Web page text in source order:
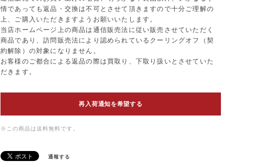
情であっても返品・交換は不可とさせて頂きますので十分ご理解の
上、ご購入いただきますようお願いいたします。
当店ホームページ上の商品は通信販売法に従い販売させていただく
商品であり、訪問販売法により認められているクーリングオフ（契
約解除）の対象になりません。
お客様のご都合による返品の際は買取り、下取り扱いとさせていた
だきます。
再入荷通知を希望する
※この商品は送料無料です。
通報する